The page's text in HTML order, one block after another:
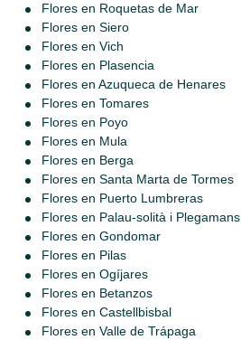
Flores en Roquetas de Mar
Flores en Siero
Flores en Vich
Flores en Plasencia
Flores en Azuqueca de Henares
Flores en Tomares
Flores en Poyo
Flores en Mula
Flores en Berga
Flores en Santa Marta de Tormes
Flores en Puerto Lumbreras
Flores en Palau-solità i Plegamans
Flores en Gondomar
Flores en Pilas
Flores en Ogíjares
Flores en Betanzos
Flores en Castellbisbal
Flores en Valle de Trápaga